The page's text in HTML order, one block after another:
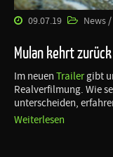
09.07.19 News
Mulan kehrt
Im neuen Trailergibt
Realverfilmung. Wie
unterscheiden,
Weiterlesen